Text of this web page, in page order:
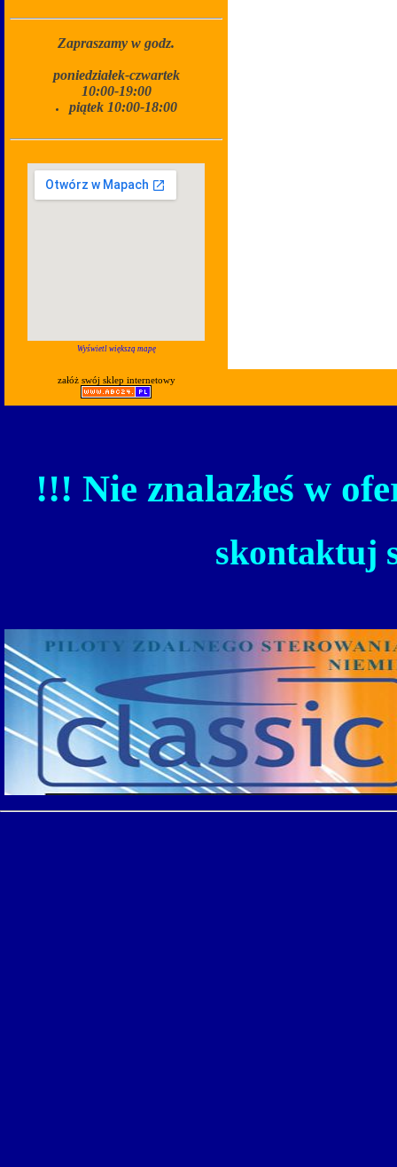
Zapraszamy w godz.
poniedziałek-czwartek
10:00-19:00
piątek 10:00-18:00
Wyświetl większą mapę
załóż swój sklep internetowy
!!! Nie znalazłeś w
skontaktuj